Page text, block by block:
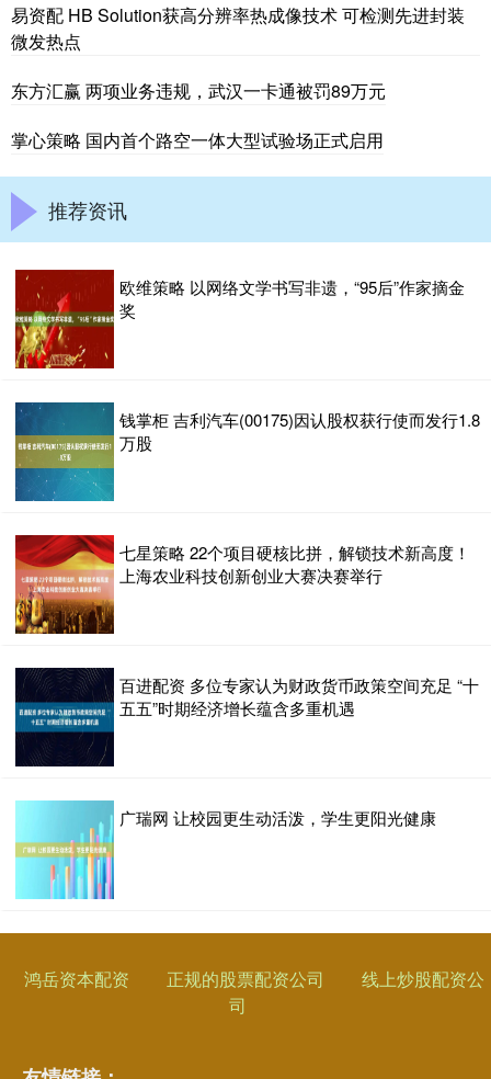
易资配 HB Solution获高分辨率热成像技术 可检测先进封装
微发热点
东方汇赢 两项业务违规，武汉一卡通被罚89万元
掌心策略 国内首个路空一体大型试验场正式启用
推荐资讯
欧维策略 以网络文学书写非遗，“95后”作家摘金
奖
钱掌柜 吉利汽车(00175)因认股权获行使而发行1.8
万股
七星策略 22个项目硬核比拼，解锁技术新高度！
上海农业科技创新创业大赛决赛举行
百进配资 多位专家认为财政货币政策空间充足 “十
五五”时期经济增长蕴含多重机遇
广瑞网 让校园更生动活泼，学生更阳光健康
鸿岳资本配资 正规的股票配资公司
线上炒股配资公
司